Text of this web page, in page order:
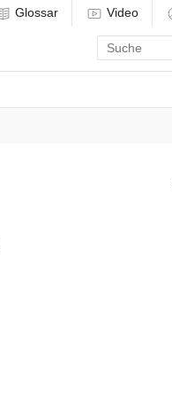
Glossar Video
Enter
search
term